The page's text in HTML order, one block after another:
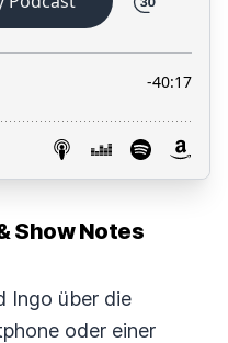
Show Notes
Ingo über die
oder einer